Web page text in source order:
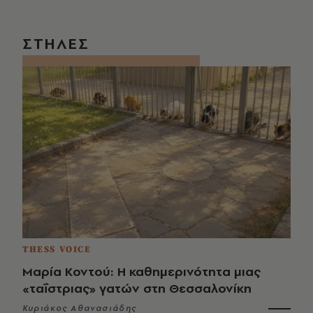
ΣΤΗΛΕΣ
THESS VOICE
Μαρία Κοντού: Η καθημερινότητα μιας
«ταΐστριας» γατών στη Θεσσαλονίκη
Κυριάκος Αθανασιάδης